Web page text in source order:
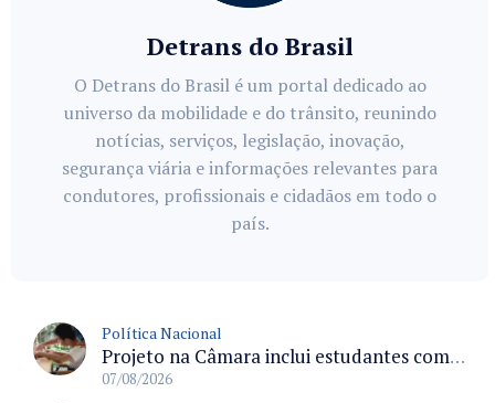
Detrans do Brasil
O Detrans do Brasil é um portal dedicado ao
universo da mobilidade e do trânsito, reunindo
notícias, serviços, legislação, inovação,
segurança viária e informações relevantes para
condutores, profissionais e cidadãos em todo o
país.
Política Nacional
Projeto na Câmara inclui estudantes com deficiência no regime escolar especial da LDB e estabelece critérios para frequência
07/08/2026